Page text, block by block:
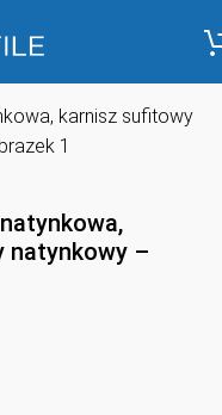
natynkowy –